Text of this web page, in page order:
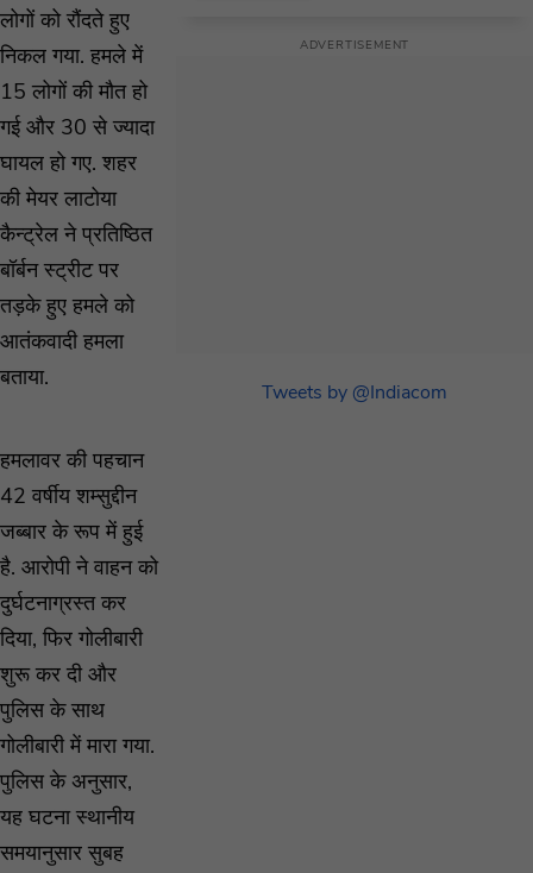
लोगों को रौंदते हुए
निकल गया. हमले में
15 लोगों की मौत हो
गई और 30 से ज्यादा
घायल हो गए. शहर
की मेयर लाटोया
कैन्ट्रेल ने प्रतिष्ठित
बॉर्बन स्ट्रीट पर
तड़के हुए हमले को
आतंकवादी हमला
बताया.
हमलावर की पहचान
42 वर्षीय शम्सुद्दीन
जब्बार के रूप में हुई
है. आरोपी ने वाहन को
दुर्घटनाग्रस्त कर
दिया, फिर गोलीबारी
शुरू कर दी और
पुलिस के साथ
गोलीबारी में मारा गया.
पुलिस के अनुसार,
यह घटना स्थानीय
समयानुसार सुबह
Tweets by @Indiacom